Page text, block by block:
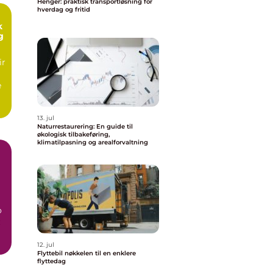
hverdag og fritid
13. jul
Naturrestaurering: En guide til
økologisk tilbakeføring,
klimatilpasning og arealforvaltning
12. jul
Flyttebil nøkkelen til en enklere
flyttedag